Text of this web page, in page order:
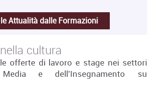
Attualità dalle Formazioni
nella cultura
offerte di lavoro e stage nei settori
e dell'Insegnamento su